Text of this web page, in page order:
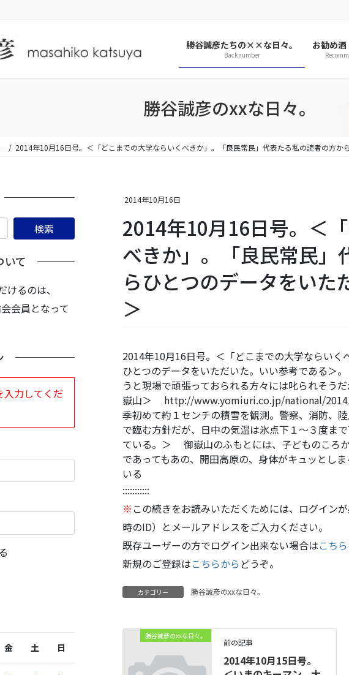
勝谷誠彦たちの××な日々。
Backnumber
お勧め
勝谷誠彦のxxな日々。
2014年10月16日号。＜「どこまでの大学ならいくべきか」。「良民常民」代表たる私の読者の方か
2014年10月16日
2014年10月16日号。＜
べきか」。「良民常民」
らひとつのデータをいた
＞
2014年10月16日号。＜「どこまでの大学ならい
ひとつのデータをいただいた。いい参考である
うと現場で頑張っておられる方々には叱られそ
嶽山＞ http://www.yomiuri.co.jp/national/
季初めて約１センチの積雪を観測。警察、消防、
で臨む方針だが、日中の気温は氷点下１～３度ま
ている。＞ 御嶽山のふもとには、子どものころ
であってもあの、開田高原の、身体がキュッとし
いる
:::::::::::
※ この続きをお読みいただくためには、ログイン
時のID）とメールアドレスをご入力ください。
既存ユーザーの方でログイン出来ない場合はこちら
新規のご登録はこちらから どうぞ。
カテゴリー 勝谷誠彦のxxな日々。
勝谷誠彦のxxな日々。
前の記事
2014年10月15日号。
いて
るのは、
会員となって
入力してくだ
金 土 日